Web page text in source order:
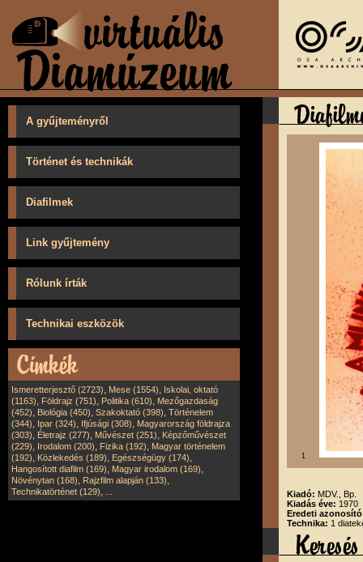
A gyűjteményről
Történet és technikák
Diafilmek
Link gyűjtemény
Rólunk írták
Technikai eszközök
Ismeretterjesztő (2723), Mese (1554), Iskolai, oktató
(1163), Földrajz (751), Politika (610), Mezőgazdaság
(452), Biológia (450), Szakoktató (398), Történelem
(344), Ipar (324), Ifjúsági (308), Magyarország földrajza
(303), Életrajz (277), Művészet (251), Képzőművészet
(229), Irodalom (200), Fizika (192), Magyar történelem
(192), Közlekedés (189), Egészségügy (174),
Hangosított diafilm (169), Magyar irodalom (169),
Növénytan (168), Rajzfilm alapján (133),
Technikatörténet (129),
1
Kiadó: MDV., Bp.
Kiadás éve: 1970
Eredeti
Technika: 1